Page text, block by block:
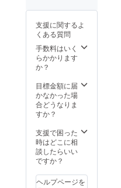
きくだ
支援に関するよ
くある質問
手数料はいく
らかかります
か？
目標金額に届
かなかった場
合どうなりま
すか？
支援で困った
時はどこに相
談したらいい
ですか？
ヘルプページを